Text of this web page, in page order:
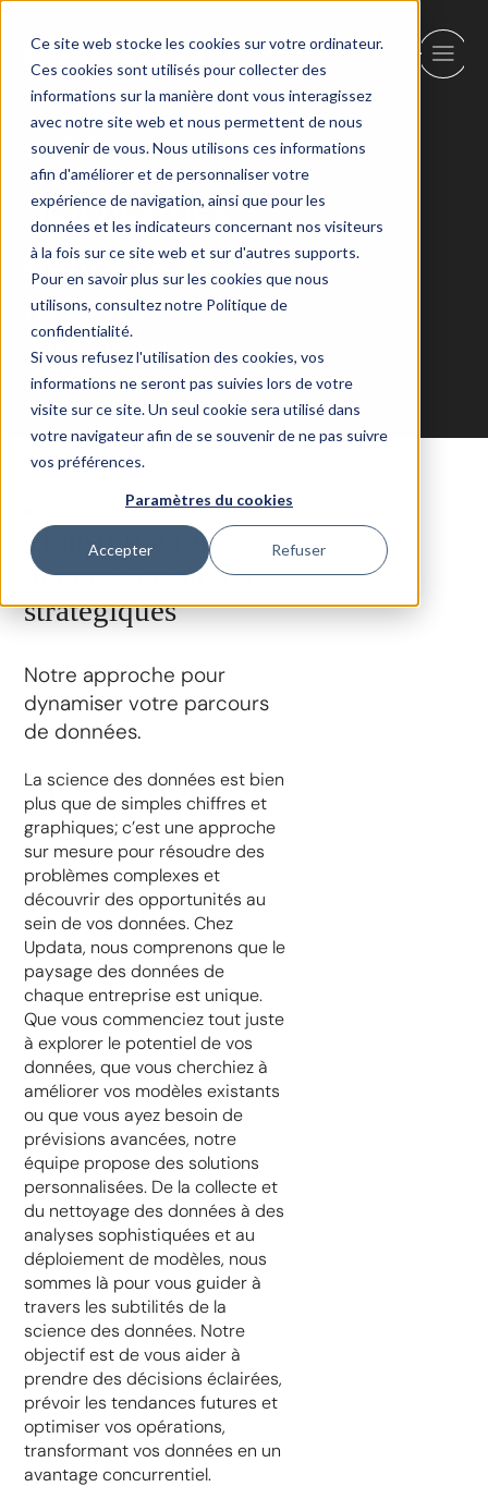
Ce site web stocke les cookies sur votre ordinateur.
Ces cookies sont utilisés pour collecter des
informations sur la manière dont vous interagissez
avec notre site web et nous permettent de nous
souvenir de vous. Nous utilisons ces informations
afin d'améliorer et de personnaliser votre
expérience de navigation, ainsi que pour les
données et les indicateurs concernant nos visiteurs
à la fois sur ce site web et sur d'autres supports.
Pour en savoir plus sur les cookies que nous
utilisons, consultez notre Politique de
confidentialité.
Si vous refusez l'utilisation des cookies, vos
informations ne seront pas suivies lors de votre
visite sur ce site. Un seul cookie sera utilisé dans
votre navigateur afin de se souvenir de ne pas suivre
vos préférences.
Paramètres du cookies
Accepter Refuser
Science des
données
Débloquer les
perspectives des
données
DÉCISIONS BASÉES SUR LES DONNÉES
Transformer les
données en atouts
stratégiques
Notre approche pour
dynamiser votre parcours
de données.
La science des données est bien
plus que de simples chiffres et
graphiques; c’est une approche
sur mesure pour résoudre des
problèmes complexes et
découvrir des opportunités au
sein de vos données. Chez
Updata, nous comprenons que le
paysage des données de
chaque entreprise est unique.
Que vous commenciez tout juste
à explorer le potentiel de vos
données, que vous cherchiez à
améliorer vos modèles existants
ou que vous ayez besoin de
prévisions avancées, notre
équipe propose des solutions
personnalisées. De la collecte et
du nettoyage des données à des
analyses sophistiquées et au
déploiement de modèles, nous
sommes là pour vous guider à
travers les subtilités de la
science des données. Notre
objectif est de vous aider à
prendre des décisions éclairées,
prévoir les tendances futures et
optimiser vos opérations,
transformant vos données en un
avantage concurrentiel.